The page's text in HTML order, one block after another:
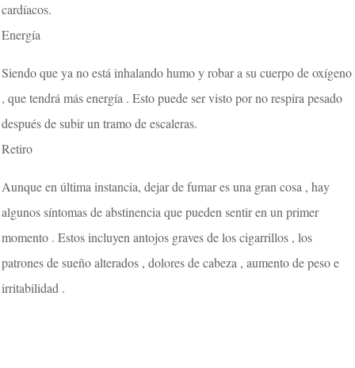
cardíacos.
Energía
Siendo que ya no está inhalando humo y robar a su cuerpo de oxígeno
, que tendrá más energía . Esto puede ser visto por no respira pesado
después de subir un tramo de escaleras.
Retiro
Aunque en última instancia, dejar de fumar es una gran cosa , hay
algunos síntomas de abstinencia que pueden sentir en un primer
momento . Estos incluyen antojos graves de los cigarrillos , los
patrones de sueño alterados , dolores de cabeza , aumento de peso e
irritabilidad .